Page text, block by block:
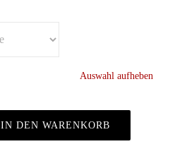
Auswahl aufheben
IN DEN WARENKORB